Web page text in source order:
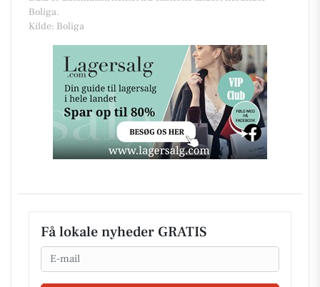
Boliga.
Kilde: Boliga
Få lokale nyheder GRATIS
Email